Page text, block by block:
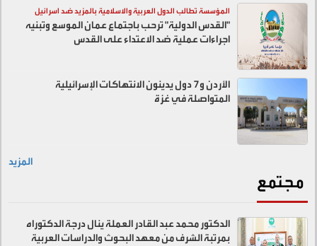
المؤسسة تطالب الدول العربية والاسلامية بالمزيد ضد اسرائيل
"القدس الدولية" ترحب باجتماع عمان الموسع وتبنيه
اجراءات عملية ضد الاعتداء على القدس
الأردن و7 دول يدينون الانتهاكات الإسرائيلية
المتواصلة في غزة
المزيد
مجتمع
الدكتور محمد عبد القادر العملة ينال درجة الدكتوراه
بمرتبة الشرف من معهد البحوث والدراسات العربية